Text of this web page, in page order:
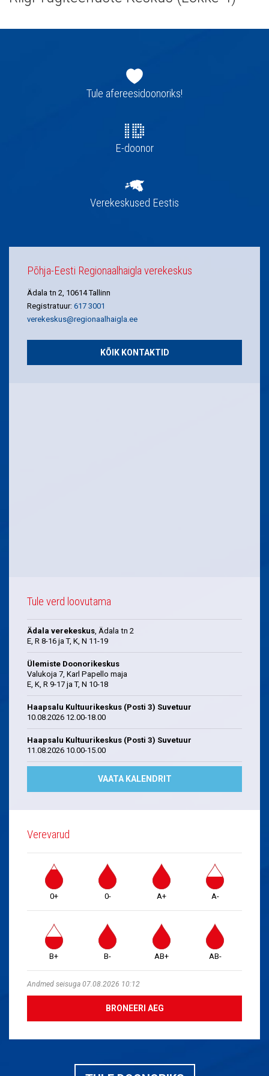
navigatsioonTule afereesidoonoriks!
E-doonor
Verekeskused Eestis
Põhja-Eesti Regionaalhaigla verekeskus
Ädala tn 2, 10614 Tallinn
Registratuur: 617 3001
verekeskus@regionaalhaigla.ee
KÕIK KONTAKTID
Tule verd loovutama
Ädala verekeskus, Ädala tn 2
E, R 8-16 ja T, K, N 11-19
Ülemiste Doonorikeskus
Valukoja 7, Karl Papello maja
E, K, R 9-17 ja T, N 10-18
Haapsalu Kultuurikeskus (Posti 3) Suvetuur
10.08.2026 12.00-18.00
Haapsalu Kultuurikeskus (Posti 3) Suvetuur
11.08.2026 10.00-15.00
VAATA KALENDRIT
Verevarud
0+ 0- A+ A-
B+ B- AB+ AB-
Andmed seisuga 07.08.2026 10:12
BRONEERI AEG